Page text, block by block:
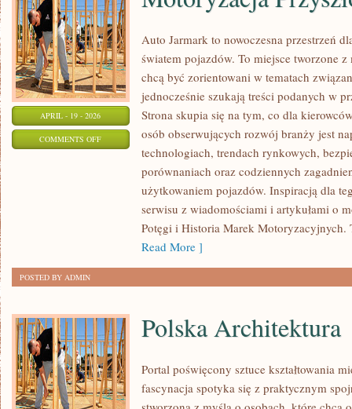
APRIL - 19 - 2026
COMMENTS OFFON
MOTORYZACJA
PRZYSZŁOŚCI
Auto Jarmark to nowoczesna przestrzeń
światem pojazdów. To miejsce tworzone
chcą być zorientowani w tematach
jednocześnie szukają treści podanych w
Strona skupia się na tym, co dla
osób obserwujących rozwój branży jest
technologiach, trendach rynkowych,
porównaniach oraz codziennych
użytkowaniem pojazdów. Inspiracją dla
serwisu z wiadomościami i artykułami o
Potęgi i Historia Marek
Read More ]
POSTED BY ADMIN
Polska Architektura
Portal poświęcony sztuce kształtowania
fascynacja spotyka się z praktycznym